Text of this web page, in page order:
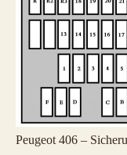
Peugeot 406 –